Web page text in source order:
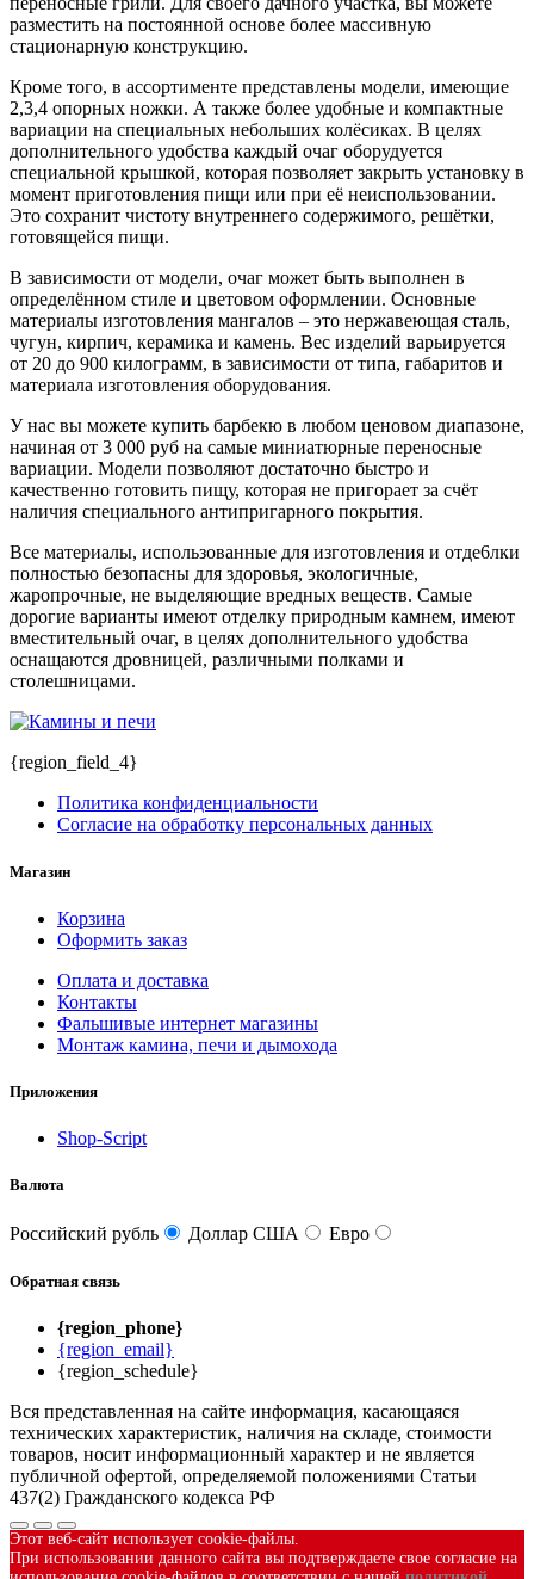
разместить на постоянной основе более массивную
стационарную конструкцию.
Кроме того, в ассортименте представлены модели, имеющие
2,3,4 опорных ножки. А также более удобные и компактные
вариации на специальных небольших колёсиках. В целях
дополнительного удобства каждый очаг оборудуется
специальной крышкой, которая позволяет закрыть установку в
момент приготовления пищи или при её неиспользовании.
Это сохранит чистоту внутреннего содержимого, решётки,
готовящейся пищи.
В зависимости от модели, очаг может быть выполнен в
определённом стиле и цветовом оформлении. Основные
материалы изготовления мангалов – это нержавеющая сталь,
чугун, кирпич, керамика и камень. Вес изделий варьируется
от 20 до 900 килограмм, в зависимости от типа, габаритов и
материала изготовления оборудования.
У нас вы можете купить барбекю в любом ценовом диапазоне,
начиная от 3 000 руб на самые миниатюрные переносные
вариации. Модели позволяют достаточно быстро и
качественно готовить пищу, которая не пригорает за счёт
наличия специального антипригарного покрытия.
Все материалы, использованные для изготовления и отде6лки
полностью безопасны для здоровья, экологичные,
жаропрочные, не выделяющие вредных веществ. Самые
дорогие варианты имеют отделку природным камнем, имеют
вместительный очаг, в целях дополнительного удобства
оснащаются дровницей, различными полками и
столешницами.
{region_field_4}
Политика конфиденциальности
Согласие на обработку персональных данных
Магазин
Корзина
Оформить заказ
Оплата и доставка
Контакты
Фальшивые интернет магазины
Монтаж камина, печи и дымохода
Приложения
Shop-Script
Валюта
Российский рубль Доллар США Евро
Обратная связь
{region_phone}
{region_email}
{region_schedule}
Вся представленная на сайте информация, касающаяся
технических характеристик, наличия на складе, стоимости
товаров, носит информационный характер и не является
публичной офертой, определяемой положениями Статьи
437(2) Гражданского кодекса РФ
Этот веб-сайт использует cookie-файлы.
При использовании данного сайта вы подтверждаете свое согласие на